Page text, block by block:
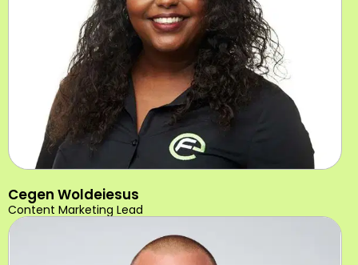
Cegen Woldeiesus
Content Marketing Lead